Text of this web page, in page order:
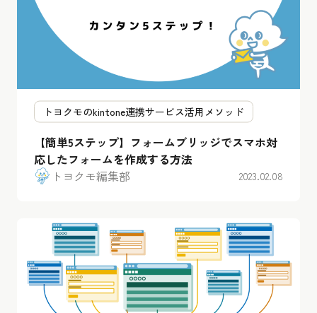
トヨクモのkintone連携サービス活用メソッド
【簡単5ステップ】フォームブリッジでスマホ対
応したフォームを作成する方法
トヨクモ編集部
2023.02.08